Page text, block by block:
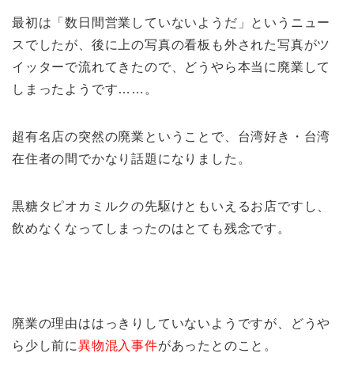
最初は「数日間営業していないようだ」というニュー
スでしたが、後に上の写真の看板も外された写真がツ
イッターで流れてきたので、どうやら本当に廃業して
しまったようです……。
超有名店の突然の廃業ということで、台湾好き・台湾
在住者の間でかなり話題になりました。
黒糖タピオカミルクの先駆けともいえるお店ですし、
飲めなくなってしまったのはとても残念です。
廃業の理由ははっきりしていないようですが、どうや
ら少し前に異物混入事件があったとのこと。